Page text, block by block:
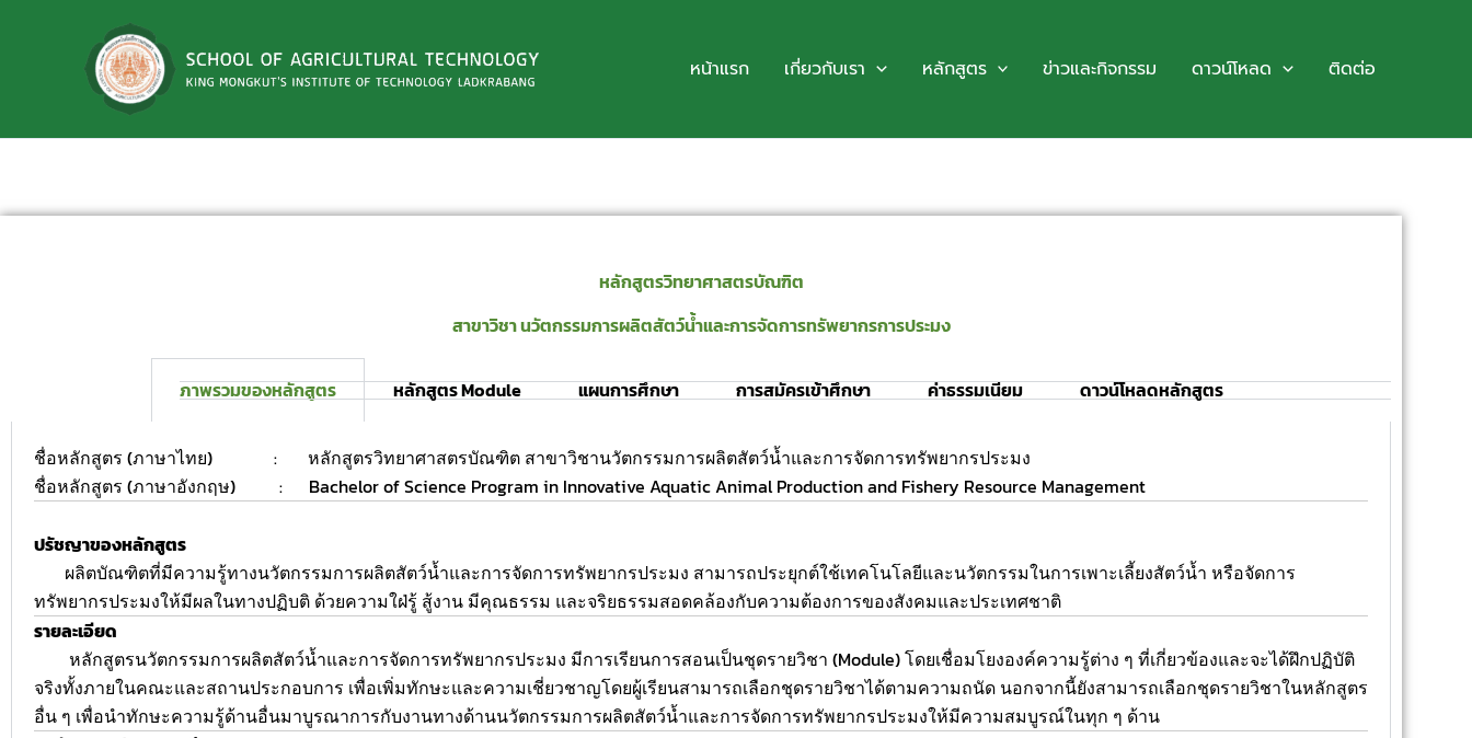
หน้าแรก เกี่ยวกับเรา หลักสูตร ข่าวและกิจกรรม ดาวน์โหลด ติดต่อ
หลักสูตรวิทยาศาสตรบัณฑิต
สาขาวิชา นวัตกรรมการผลิตสัตว์น้ำและการจัดการทรัพยากรการประมง
ภาพรวมของหลักสูตร หลักสูตร Module แผนการศึกษา การสมัครเข้าศึกษา ค่าธรรมเนียม ดาวน์โหลดหลักสูตร
ชื่อหลักสูตร (ภาษาไทย) : หลักสูตรวิทยาศาสตรบัณฑิต สาขาวิชานวัตกรรมการผลิตสัตว์น้ำและการจัดการทรัพยากรประมง
ชื่อหลักสูตร (ภาษาอังกฤษ) : Bachelor of Science Program in Innovative Aquatic Animal Production and Fishery Resource Management
ปรัชญาของหลักสูตร
ผลิตบัณฑิตที่มีความรู้ทางนวัตกรรมการผลิตสัตว์น้ำและการจัดการทรัพยากรประมง สามารถประยุกต์ใช้เทคโนโลยีและนวัตกรรมในการเพาะเลี้ยงสัตว์น้ำ หรือจัดการ
ทรัพยากรประมงให้มีผลในทางปฏิบติ ด้วยความใฝ่รู้ สู้งาน มีคุณธรรม และจริยธรรมสอดคล้องกับความต้องการของสังคมและประเทศชาติ
รายละเอียด
หลักสูตรนวัตกรรมการผลิตสัตว์น้ำและการจัดการทรัพยากรประมง มีการเรียนการสอนเป็นชุดรายวิชา (Module) โดยเชื่อมโยงองค์ความรู้ต่าง ๆ ที่เกี่ยวข้องและจะได้ฝึกปฏิบัติ
จริงทั้งภายในคณะและสถานประกอบการ เพื่อเพิ่มทักษะและความเชี่ยวชาญโดยผู้เรียนสามารถเลือกชุดรายวิชาได้ตามความถนัด นอกจากนี้ยังสามารถเลือกชุดรายวิชาในหลักสูตร
อื่น ๆ เพื่อนำทักษะความรู้ด้านอื่นมาบูรณาการกับงานทางด้านนวัตกรรมการผลิตสัตว์น้ำและการจัดการทรัพยากรประมงให้มีความสมบูรณ์ในทุก ๆ ด้าน